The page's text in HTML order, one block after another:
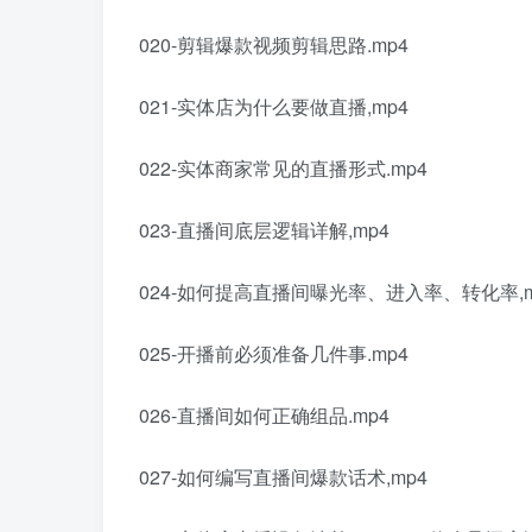
020-剪辑爆款视频剪辑思路.mp4
021-实体店为什么要做直播,mp4
022-实体商家常见的直播形式.mp4
023-直播间底层逻辑详解,mp4
024-如何提高直播间曝光率、进入率、转化率
025-开播前必须准备几件事.mp4
026-直播间如何正确组品.mp4
027-如何编写直播间爆款话术,mp4